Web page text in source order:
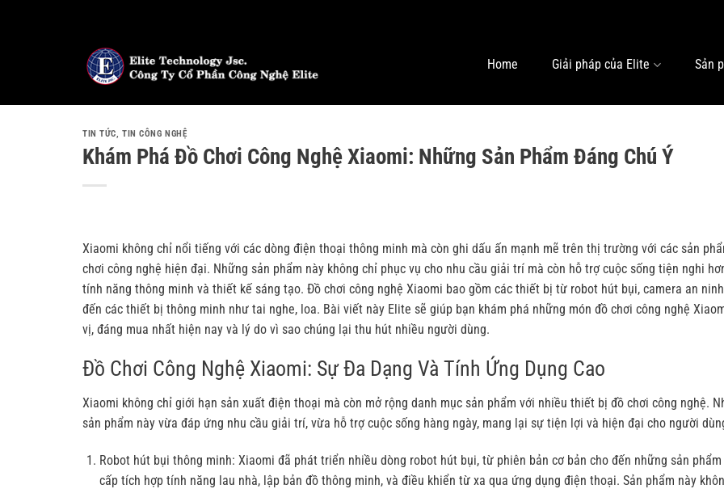
Home Giải pháp của Elite Sản
TIN TỨC,TIN CÔNG NGHỆ
Khám Phá Đồ Chơi Công Nghệ Xiaomi: Những Sản Phẩm Đáng Chú Ý
Xiaomi không chỉ nổi tiếng với các dòng điện thoại thông minh mà còn ghi dấu ấn mạnh mẽ trên thị trường với các sản
chơi công nghệ hiện đại. Những sản phẩm này không chỉ phục vụ cho nhu cầu giải trí mà còn hỗ trợ cuộc sống tiện nghi
tính năng thông minh và thiết kế sáng tạo. Đồ chơi công nghệ Xiaomi bao gồm các thiết bị từ robot hút bụi, camera an
đến các thiết bị thông minh như tai nghe, loa. Bài viết này Elite sẽ giúp bạn khám phá những món đồ chơi công nghệ
vị, đáng mua nhất hiện nay và lý do vì sao chúng lại thu hút nhiều người dùng.
Đồ Chơi Công Nghệ Xiaomi: Sự Đa Dạng Và Tính Ứng Dụng Cao
Xiaomi không chỉ giới hạn sản xuất điện thoại mà còn mở rộng danh mục sản phẩm với nhiều thiết bị đồ chơi công nghệ.
sản phẩm này vừa đáp ứng nhu cầu giải trí, vừa hỗ trợ cuộc sống hàng ngày, mang lại sự tiện lợi và hiện đại cho người
Robot hút bụi thông minh: Xiaomi đã phát triển nhiều dòng robot hút bụi, từ phiên bản cơ bản cho đến những sản phẩm
cấp tích hợp tính năng lau nhà, lập bản đồ thông minh, và điều khiển từ xa qua ứng dụng điện thoại. Sản phẩm này